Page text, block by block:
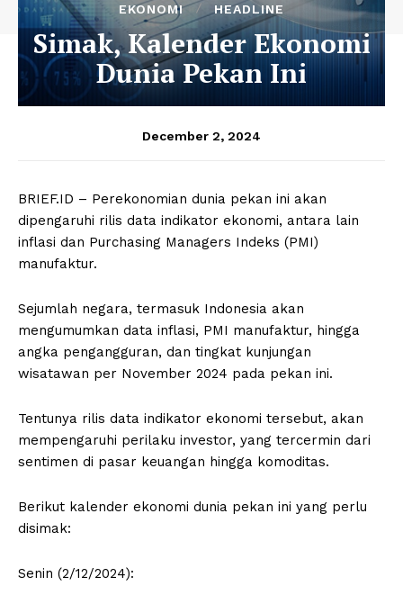
EKONOMI HEADLINE
Simak, Kalender Ekonomi
Dunia Pekan Ini
December 2, 2024
BRIEF.ID – Perekonomian dunia pekan ini akan
dipengaruhi rilis data indikator ekonomi, antara lain
inflasi dan Purchasing Managers Indeks (PMI)
manufaktur.
Sejumlah negara, termasuk Indonesia akan
mengumumkan data inflasi, PMI manufaktur, hingga
angka pengangguran, dan tingkat kunjungan
wisatawan per November 2024 pada pekan ini.
Tentunya rilis data indikator ekonomi tersebut, akan
mempengaruhi perilaku investor, yang tercermin dari
sentimen di pasar keuangan hingga komoditas.
Berikut kalender ekonomi dunia pekan ini yang perlu
disimak:
Senin (2/12/2024):